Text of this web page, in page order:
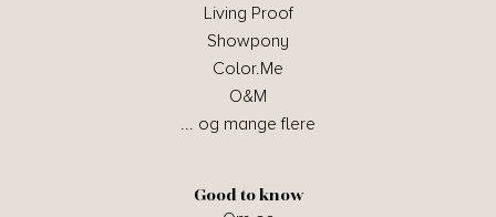
Living Proof
Showpony
Color.Me
O&M
... og mange flere
Good to know